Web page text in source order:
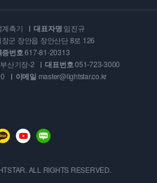
계측기 대표자명 임진규
군 장안읍 장안산단 8로 126
번호617-81-20313
산기장-2 대표번호051-723-3000
이메일 master@lightstar.co.kr
ALL RIGHTS RESERVED.